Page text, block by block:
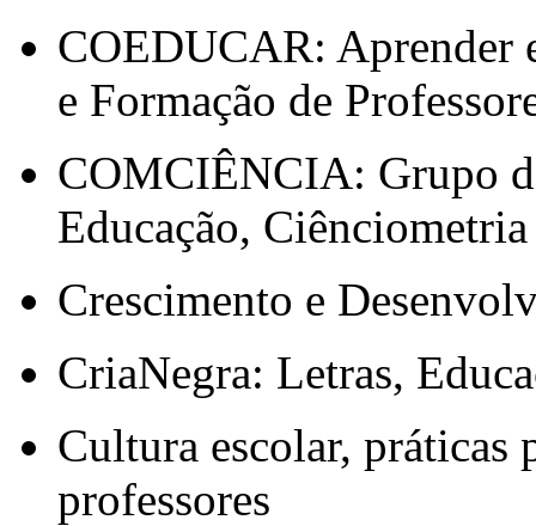
COEDUCAR: Aprender
e Formação de
COMCIÊNCIA: Grupo
Educação,
Crescimento e
CriaNegra: Letras,
Cultura escolar, práticas
professores